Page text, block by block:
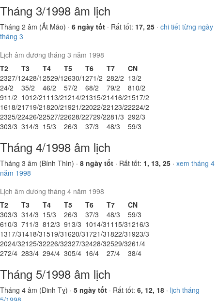
Tháng 3/1998 âm lịch
Tháng 2 âm (Ất Mão) · 6 ngày tốt · Rất tốt: 17, 25 · chi tiết từng ngày
tháng 3
Lịch âm dương tháng 3 năm 1998
T2
T3 T4 T5 T6 T7
CN
2327/12428/12529/12630/1271/2 282/2 13/2
24/2 35/2 46/2 57/2 68/2 79/2 810/2
911/2 1012/211 13/21214/21315/21416/21517/2
1618/21719/21820/21921/22022/22123/22224/2
2325/22426/22527/22628/22729/2281/3 292/3
303/3 314/3 15/3 26/3 37/3 48/3 59/3
Tháng 4/1998 âm lịch
Tháng 3 âm (Bính Thìn) · 8 ngày tốt · Rất tốt: 1, 13, 25 · xem tháng 4
năm 1998
Lịch âm dương tháng 4 năm 1998
T2
T3 T4 T5 T6 T7
CN
303/3 314/3 15/3 26/3 37/3 48/3 59/3
610/3 711/3 812/3 913/3 1014/311 15/31216/3
1317/31418/31519/31620/31721/31822/31923/3
2024/32125/32226/32327/32428/32529/3261/4
272/4 283/4 294/4 305/4 16/4 27/4 38/4
Tháng 5/1998 âm lịch
Tháng 4 âm (Đinh Tỵ) · 5 ngày tốt · Rất tốt: 6, 12, 18 · lịch tháng